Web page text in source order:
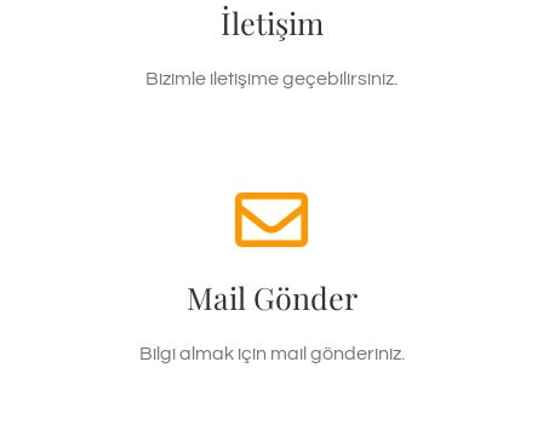
İletişim
Bizimle iletişime geçebilirsiniz.
Mail Gönder
Bilgi almak için mail gönderiniz.
Hemen iletişim